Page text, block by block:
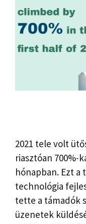
2021 tele volt
riasztóan 700%-
hónapban. Ezt a
technológia
tette a támadók
üzenetek